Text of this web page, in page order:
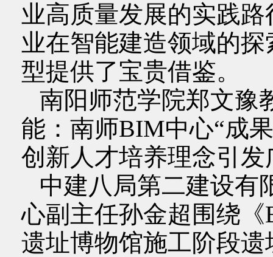
业高质量发展的实践
业在智能建造领域的
型提供了宝贵借鉴。
南阳师范学院郑文豫
能：南师BIM中心“成
创新人才培养理念引发
中建八局第二建设有
心副主任孙金超围绕
遗址博物馆施工阶段